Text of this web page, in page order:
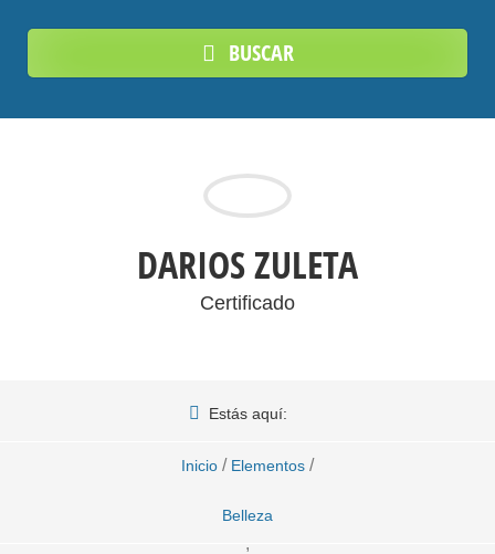
BUSCAR
DARIOS ZULETA
Certificado
Estás aquí:
Inicio / Elementos /
Belleza
,